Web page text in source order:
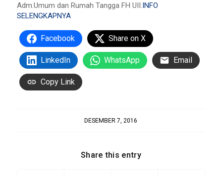
Adm.Umum dan Rumah Tangga FH UII.INFO
SELENGKAPNYA
Facebook Share on X
LinkedIn WhatsApp Email
Copy Link
DESEMBER 7, 2016
Share this entry